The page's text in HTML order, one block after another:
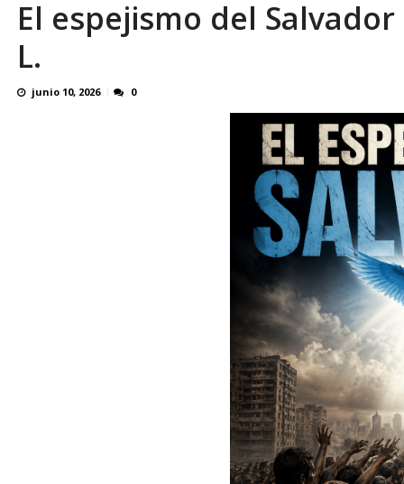
El espejismo del
L.
junio 10, 2026 0